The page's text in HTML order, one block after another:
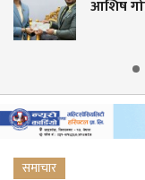
समाचार